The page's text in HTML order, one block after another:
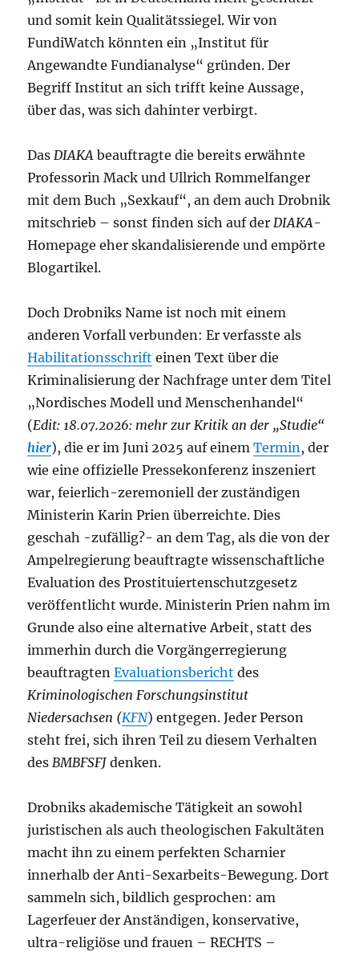
und somit kein Qualitätssiegel. Wir von
FundiWatch könnten ein „Institut für
Angewandte Fundianalyse“ gründen. Der
Begriff Institut an sich trifft keine Aussage,
über das, was sich dahinter verbirgt.
DasDIAKA beauftragte die bereits erwähnte
Professorin Mack und Ullrich Rommelfanger
mit dem Buch „Sexkauf“, an dem auch Drobnik
mitschrieb – sonst finden sich auf derDIAKA-
Homepage eher skandalisierende und empörte
Blogartikel.
Doch Drobniks Name ist noch mit einem
anderen Vorfall verbunden: Er verfasste als
Habilitationsschrift einen Text über die
Kriminalisierung der Nachfrage unter dem Titel
„Nordisches Modell und Menschenhandel“
(Edit: 18.07.2026: mehr zur Kritik an der „Studie“
hier), die er im Juni 2025 auf einemTermin, der
wie eine offizielle Pressekonferenz inszeniert
war, feierlich-zeremoniell der zuständigen
Ministerin Karin Prien überreichte. Dies
geschah -zufällig?- an dem Tag, als die von der
Ampelregierung beauftragte wissenschaftliche
Evaluation des Prostituiertenschutzgesetz
veröffentlicht wurde. Ministerin Prien nahm im
Grunde also eine alternative Arbeit, statt des
immerhin durch die Vorgängerregierung
beauftragtenEvaluationsbericht des
Kriminologischen Forschungsinstitut
Niedersachsen (KFN) entgegen. Jeder Person
steht frei, sich ihren Teil zu diesem Verhalten
desBMBFSFJ denken.
Drobniks akademische Tätigkeit an sowohl
juristischen als auch theologischen Fakultäten
macht ihn zu einem perfekten Scharnier
innerhalb der Anti-Sexarbeits-Bewegung. Dort
sammeln sich, bildlich gesprochen: am
Lagerfeuer der Anständigen, konservative,
ultra-religiöse und frauen – RECHTS –